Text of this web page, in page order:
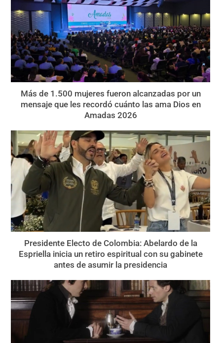
Más de 1.500 mujeres fueron alcanzadas por un
mensaje que les recordó cuánto las ama Dios en
Amadas 2026
Presidente Electo de Colombia: Abelardo de la
Espriella inicia un retiro espiritual con su gabinete
antes de asumir la presidencia